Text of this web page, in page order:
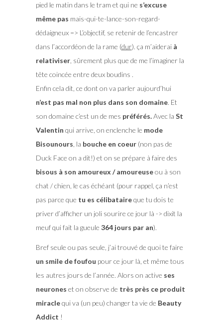
pied le matin dans le tram et qui ne s’excuse
même pas mais-qui-te-lance-son-regard-
dédaigneux => L’objectif, se retenir de l’encastrer
dans l’accordéon de la rame (dur). ça m’aiderai à
relativiser, sûrement plus que de me l’imaginer la
tête coincée entre deux boudins .
Enfin cela dit, ce dont on va parler aujourd’hui
n’est pas mal non plus dans son domaine. Et
son domaine c’est un de mes préférés.Avec la St
Valentin qui arrive, on enclenche le mode
Bisounours, la bouche en coeur(non pas de
Duck Face on a dit!) et on se prépare à faire des
bisous à son amoureux / amoureuseou à son
chat / chien, le cas échéant (pour rappel, ça n’est
pas parce que tu es célibataireque tu dois te
priver d’afficher un joli sourire ce jour là -> dixit la
meuf qui fait la gueule 364 jours par an).
Bref seule ou pas seule, j’ai trouvé de quoi te faire
un smile de foufou pour ce jour là, et même tous
les autres jours de l’année. Alors on active ses
neurones et on observe de très près ce produit
miraclequi va (un peu) changer ta vie de Beauty
Addict !